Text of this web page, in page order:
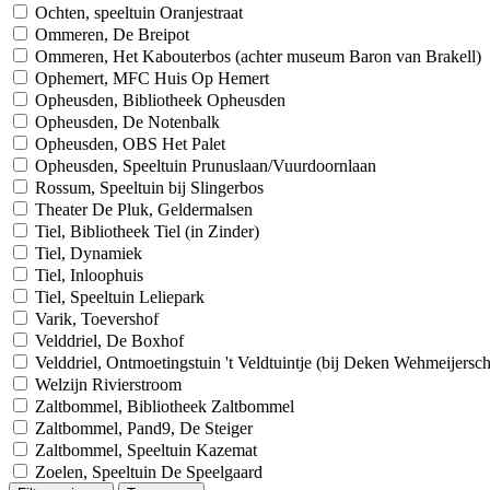
Ochten, speeltuin Oranjestraat
Ommeren, De Breipot
Ommeren, Het Kabouterbos (achter museum Baron van Brakell)
Ophemert, MFC Huis Op Hemert
Opheusden, Bibliotheek Opheusden
Opheusden, De Notenbalk
Opheusden, OBS Het Palet
Opheusden, Speeltuin Prunuslaan/Vuurdoornlaan
Rossum, Speeltuin bij Slingerbos
Theater De Pluk, Geldermalsen
Tiel, Bibliotheek Tiel (in Zinder)
Tiel, Dynamiek
Tiel, Inloophuis
Tiel, Speeltuin Leliepark
Varik, Toevershof
Velddriel, De Boxhof
Velddriel, Ontmoetingstuin 't Veldtuintje (bij Deken
Welzijn Rivierstroom
Zaltbommel, Bibliotheek Zaltbommel
Zaltbommel, Pand9, De Steiger
Zaltbommel, Speeltuin Kazemat
Zoelen, Speeltuin De Speelgaard